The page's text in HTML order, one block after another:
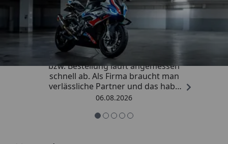
Trusted Shops
4,85/ 5
„Die Abwicklung eines Auftrages
bzw. Bestellung läuft angemessen
schnell ab. Als Firma braucht man
verlässliche Partner und das habe
ich hier gefunden.“
06.08.2026